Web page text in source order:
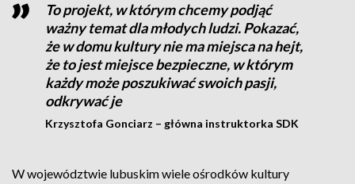
To projekt, w którym chcemy podjąć
ważny temat dla młodych ludzi. Pokazać,
że w domu kultury nie ma miejsca na hejt,
że to jest miejsce bezpieczne, w którym
każdy może poszukiwać swoich pasji,
odkrywać je
Krzysztofa Gonciarz – główna instruktorka SDK
W województwie lubuskim wiele ośrodków kultury